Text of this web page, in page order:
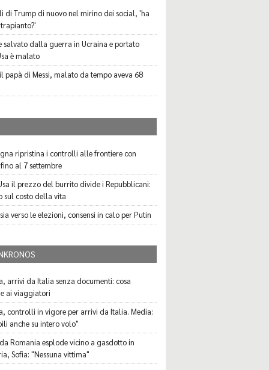
di Trump di nuovo nel mirino dei social, 'ha
salvato dalla guerra in Ucraina e portato
è malato
papà di Messi, malato da tempo aveva 68
ripristina i controlli alle frontiere con
al 7 settembre
il prezzo del burrito divide i Repubblicani:
sul costo della vita
verso le elezioni, consensi in calo per Putin
arrivi da Italia senza documenti: cosa
ai viaggiatori
controlli in vigore per arrivi da Italia. Media:
anche su intero volo"
Romania esplode vicino a gasdotto in
Sofia: "Nessuna vittima"